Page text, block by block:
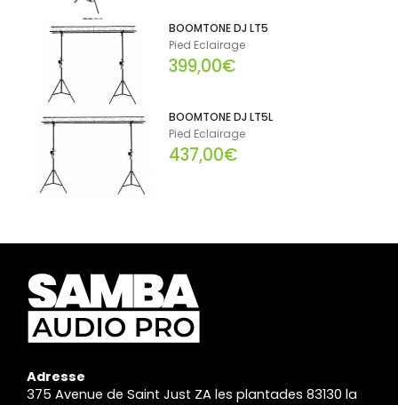
BOOMTONE DJ LT5
Pied Eclairage
399,00€
BOOMTONE DJ LT5L
Pied Eclairage
437,00€
Adresse
375 Avenue de Saint Just ZA les plantades 83130 la